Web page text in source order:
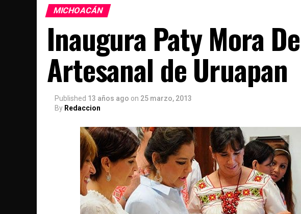
MICHOACÁN
Inaugura Paty Mora
Artesanal de Uruapan
Published 13 años ago on 25 marzo, 2013
By Redaccion